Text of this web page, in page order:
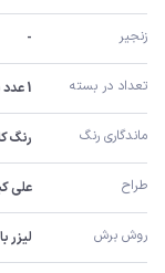
زنجیر -
تعداد در بسته 1 عدد پلاک
ماندگاری رنگ رنگ
طراح علی
روش برش لیزر با